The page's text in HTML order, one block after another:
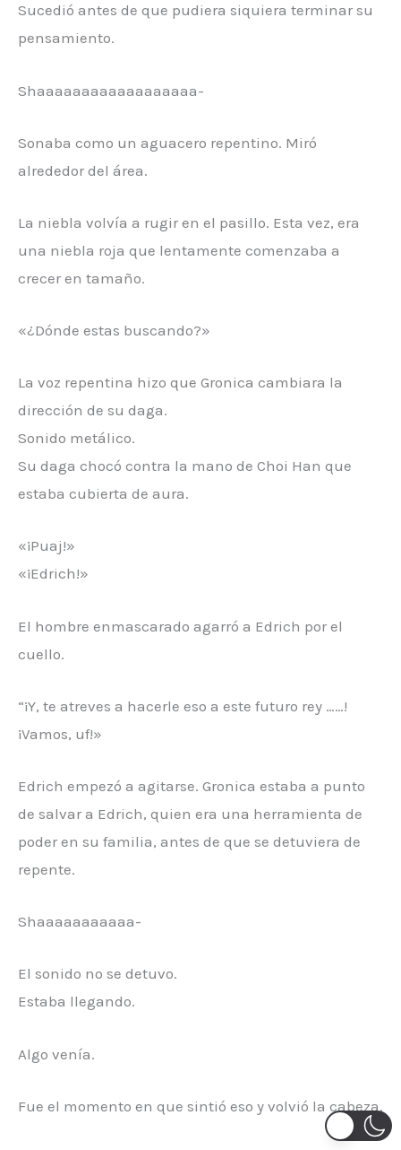
Sucedió antes de que pudiera siquiera terminar su
pensamiento.
Shaaaaaaaaaaaaaaaaaa-
Sonaba como un aguacero repentino. Miró
alrededor del área.
La niebla volvía a rugir en el pasillo. Esta vez, era
una niebla roja que lentamente comenzaba a
crecer en tamaño.
«¿Dónde estas buscando?»
La voz repentina hizo que Gronica cambiara la
dirección de su daga.
Sonido metálico.
Su daga chocó contra la mano de Choi Han que
estaba cubierta de aura.
«¡Puaj!»
«¡Edrich!»
El hombre enmascarado agarró a Edrich por el
cuello.
“¡Y, te atreves a hacerle eso a este futuro rey ……!
¡Vamos, uf!»
Edrich empezó a agitarse. Gronica estaba a punto
de salvar a Edrich, quien era una herramienta de
poder en su familia, antes de que se detuviera de
repente.
Shaaaaaaaaaaa-
El sonido no se detuvo.
Estaba llegando.
Algo venía.
Fue el momento en que sintió eso y volvió la cabeza.